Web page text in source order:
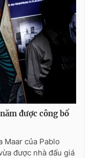
được công bố
Maar của Pablo
được nhà đấu giá